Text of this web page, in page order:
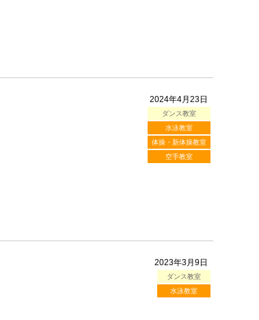
2024年4月23日
ダンス教室
水泳教室
体操・新体操教室
空手教室
2023年3月9日
ダンス教室
水泳教室